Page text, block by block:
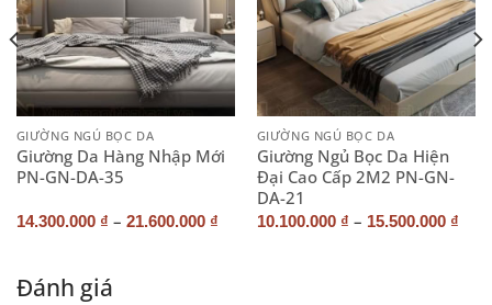
GIƯỜNG NGỦ BỌC DA
Giường Da Hàng Nhập Mới
PN-GN-DA-35
14.300.000 ₫ – 21.600.000 ₫
GIƯỜNG NGỦ BỌC DA
Giường Ngủ Bọc Da Hiện
Đại Cao Cấp 2M2 PN-GN-
DA-21
10.100.000 ₫ – 15.500.000 ₫
Đánh giá